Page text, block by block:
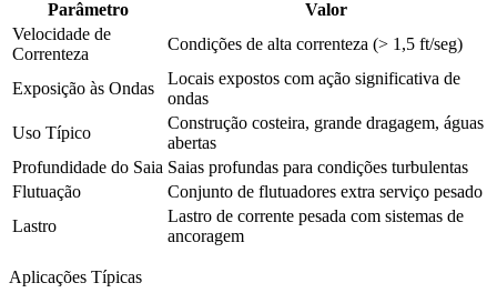
Parâmetro
Valor
Velocidade de
Correnteza
Condições de alta correnteza (> 1,5 ft/seg)
Exposição às Ondas
Locais expostos com ação significativa de
ondas
Uso Típico
Construção costeira, grande dragagem, águas
abertas
Profundidade do Saia Saias profundas para condições turbulentas
Flutuação
Conjunto de flutuadores extra serviço pesado
Lastro
Lastro de corrente pesada com sistemas de
ancoragem
Aplicações Típicas